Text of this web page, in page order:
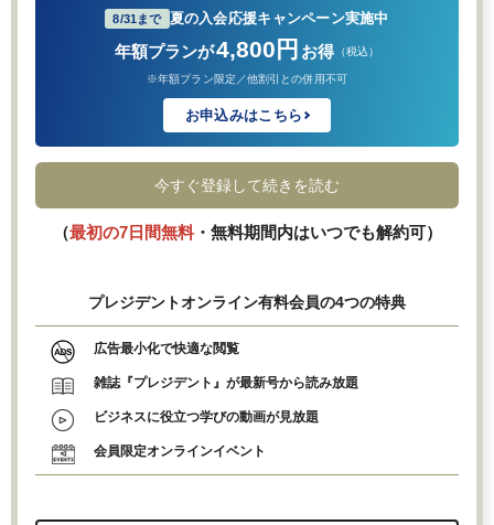
8/31まで 夏の入会応援キャンペーン実施中
年額プランが4,800円 お得 （税込）
※年額プラン限定／他割引との併用不可
お申込みはこちら
今すぐ登録して続きを読む
（最初の7日間無料・無料期間内はいつでも解約可）
プレジデントオンライン有料会員の4つの特典
広告最小化で快適な閲覧
雑誌『プレジデント』が最新号から読み放題
ビジネスに役立つ学びの動画が見放題
会員限定オンラインイベント